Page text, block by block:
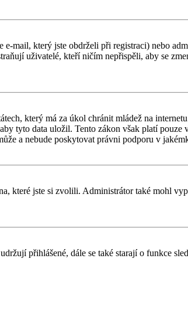
mail, který jste obdrželi při registraci) nebo
uživatelé, kteří ničím nepřispěli, aby se
který má za úkol chránit mládež na
tyto data uložil. Tento zákon však platí
a nebude poskytovat právni podporu v
které jste si zvolili. Administrátor také mohl
přihlášené, dále se také starají o funkce